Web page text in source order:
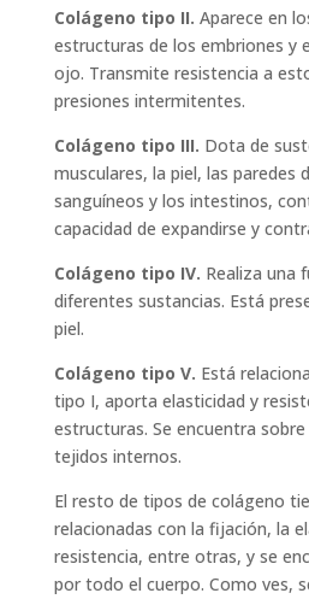
Colágeno tipo II. Aparece en
estructuras de los embriones y
ojo. Transmite resistencia a
presiones intermitentes.
Colágeno tipo III. Dota de
musculares, la piel, las paredes
sanguíneos y los intestinos,
capacidad de expandirse y
Colágeno tipo IV. Realiza una
diferentes sustancias. Está
piel.
Colágeno tipo V. Está
tipo I, aporta elasticidad y
estructuras. Se encuentra
tejidos internos.
El resto de tipos de colágeno
relacionadas con la fijación, la
resistencia, entre otras, y se
por todo el cuerpo. Como ves,